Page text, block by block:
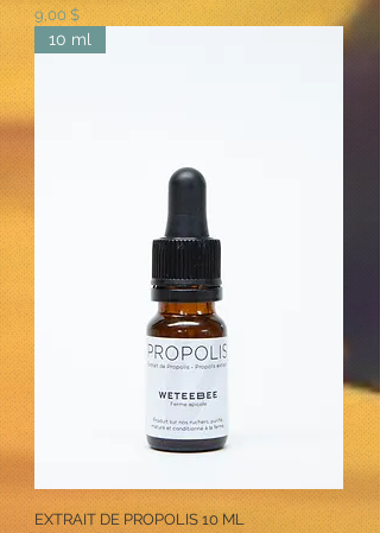
Prix
9,00 $
10 ml
EXTRAIT DE PROPOLIS 10 ML